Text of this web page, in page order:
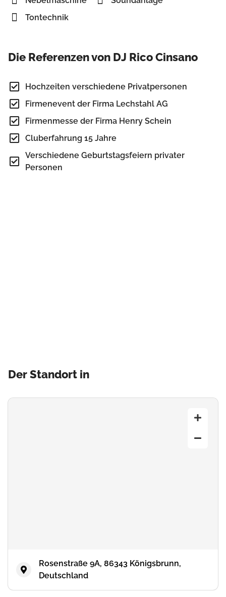
Tontechnik
Die Referenzen von DJ Rico Cinsano
Hochzeiten verschiedene Privatpersonen
Firmenevent der Firma Lechstahl AG
Firmenmesse der Firma Henry Schein
Cluberfahrung 15 Jahre
Verschiedene Geburtstagsfeiern privater
Personen
Der Standort in
Rosenstraße 9A, 86343 Königsbrunn,
Deutschland